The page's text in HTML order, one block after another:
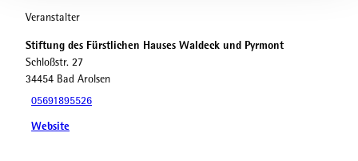
Veranstalter
Stiftung des Fürstlichen Hauses Waldeck und Pyrmont
Schloßstr. 27
34454 Bad Arolsen
05691895526
Website